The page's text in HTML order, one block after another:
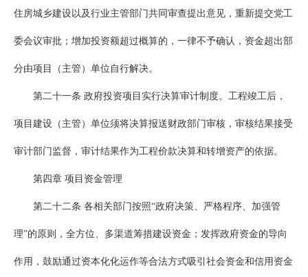
住房城乡建设以及行业主管部门共同审查提出意见，重新提交党工
委会议审批；增加投资额超过概算的，一律不予确认，资金超出部
分由项目（主管）单位自行解决。
第二十一条 政府投资项目实行决算审计制度。工程竣工后，
项目建设（主管）单位须将决算报送财政部门审核，审核结果接受
审计部门监督，审计结果作为工程价款决算和转增资产的依据。
第四章 项目资金管理
第二十二条 各相关部门按照“政府决策、严格程序、加强管
理”的原则，全方位、多渠道筹措建设资金；发挥政府资金的导向
作用，鼓励通过资本化化运作等合法方式吸引社会资金和信用资金